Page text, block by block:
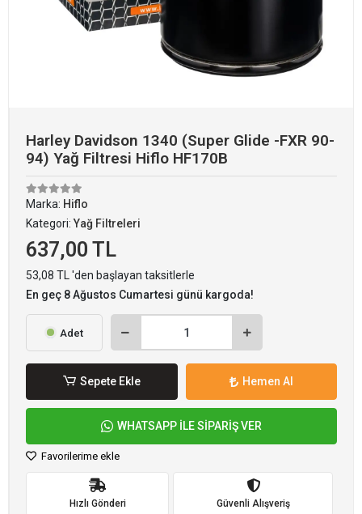
Harley Davidson 1340 (Super Glide -FXR 90-
94) Yağ Filtresi Hiflo HF170B
Marka: Hiflo
Kategori:Yağ Filtreleri
637,00 TL
53,08 TL 'den başlayan taksitlerle
En geç 8 Ağustos Cumartesi günü kargoda!
Adet
Sepete Ekle Hemen Al
WHATSAPP İLE SİPARİŞ VER
Favorilerime ekle
Hızlı Gönderi Güvenli Alışveriş